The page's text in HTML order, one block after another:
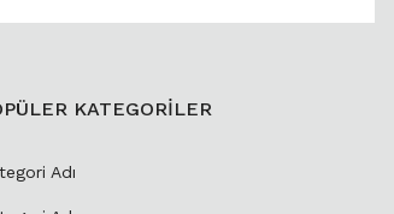
KATEGORİLER
Adı